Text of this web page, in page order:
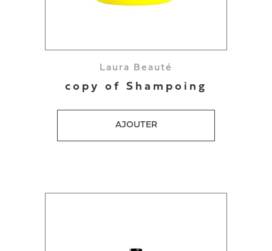
Laura Beauté
copy of Shampoing
AJOUTER